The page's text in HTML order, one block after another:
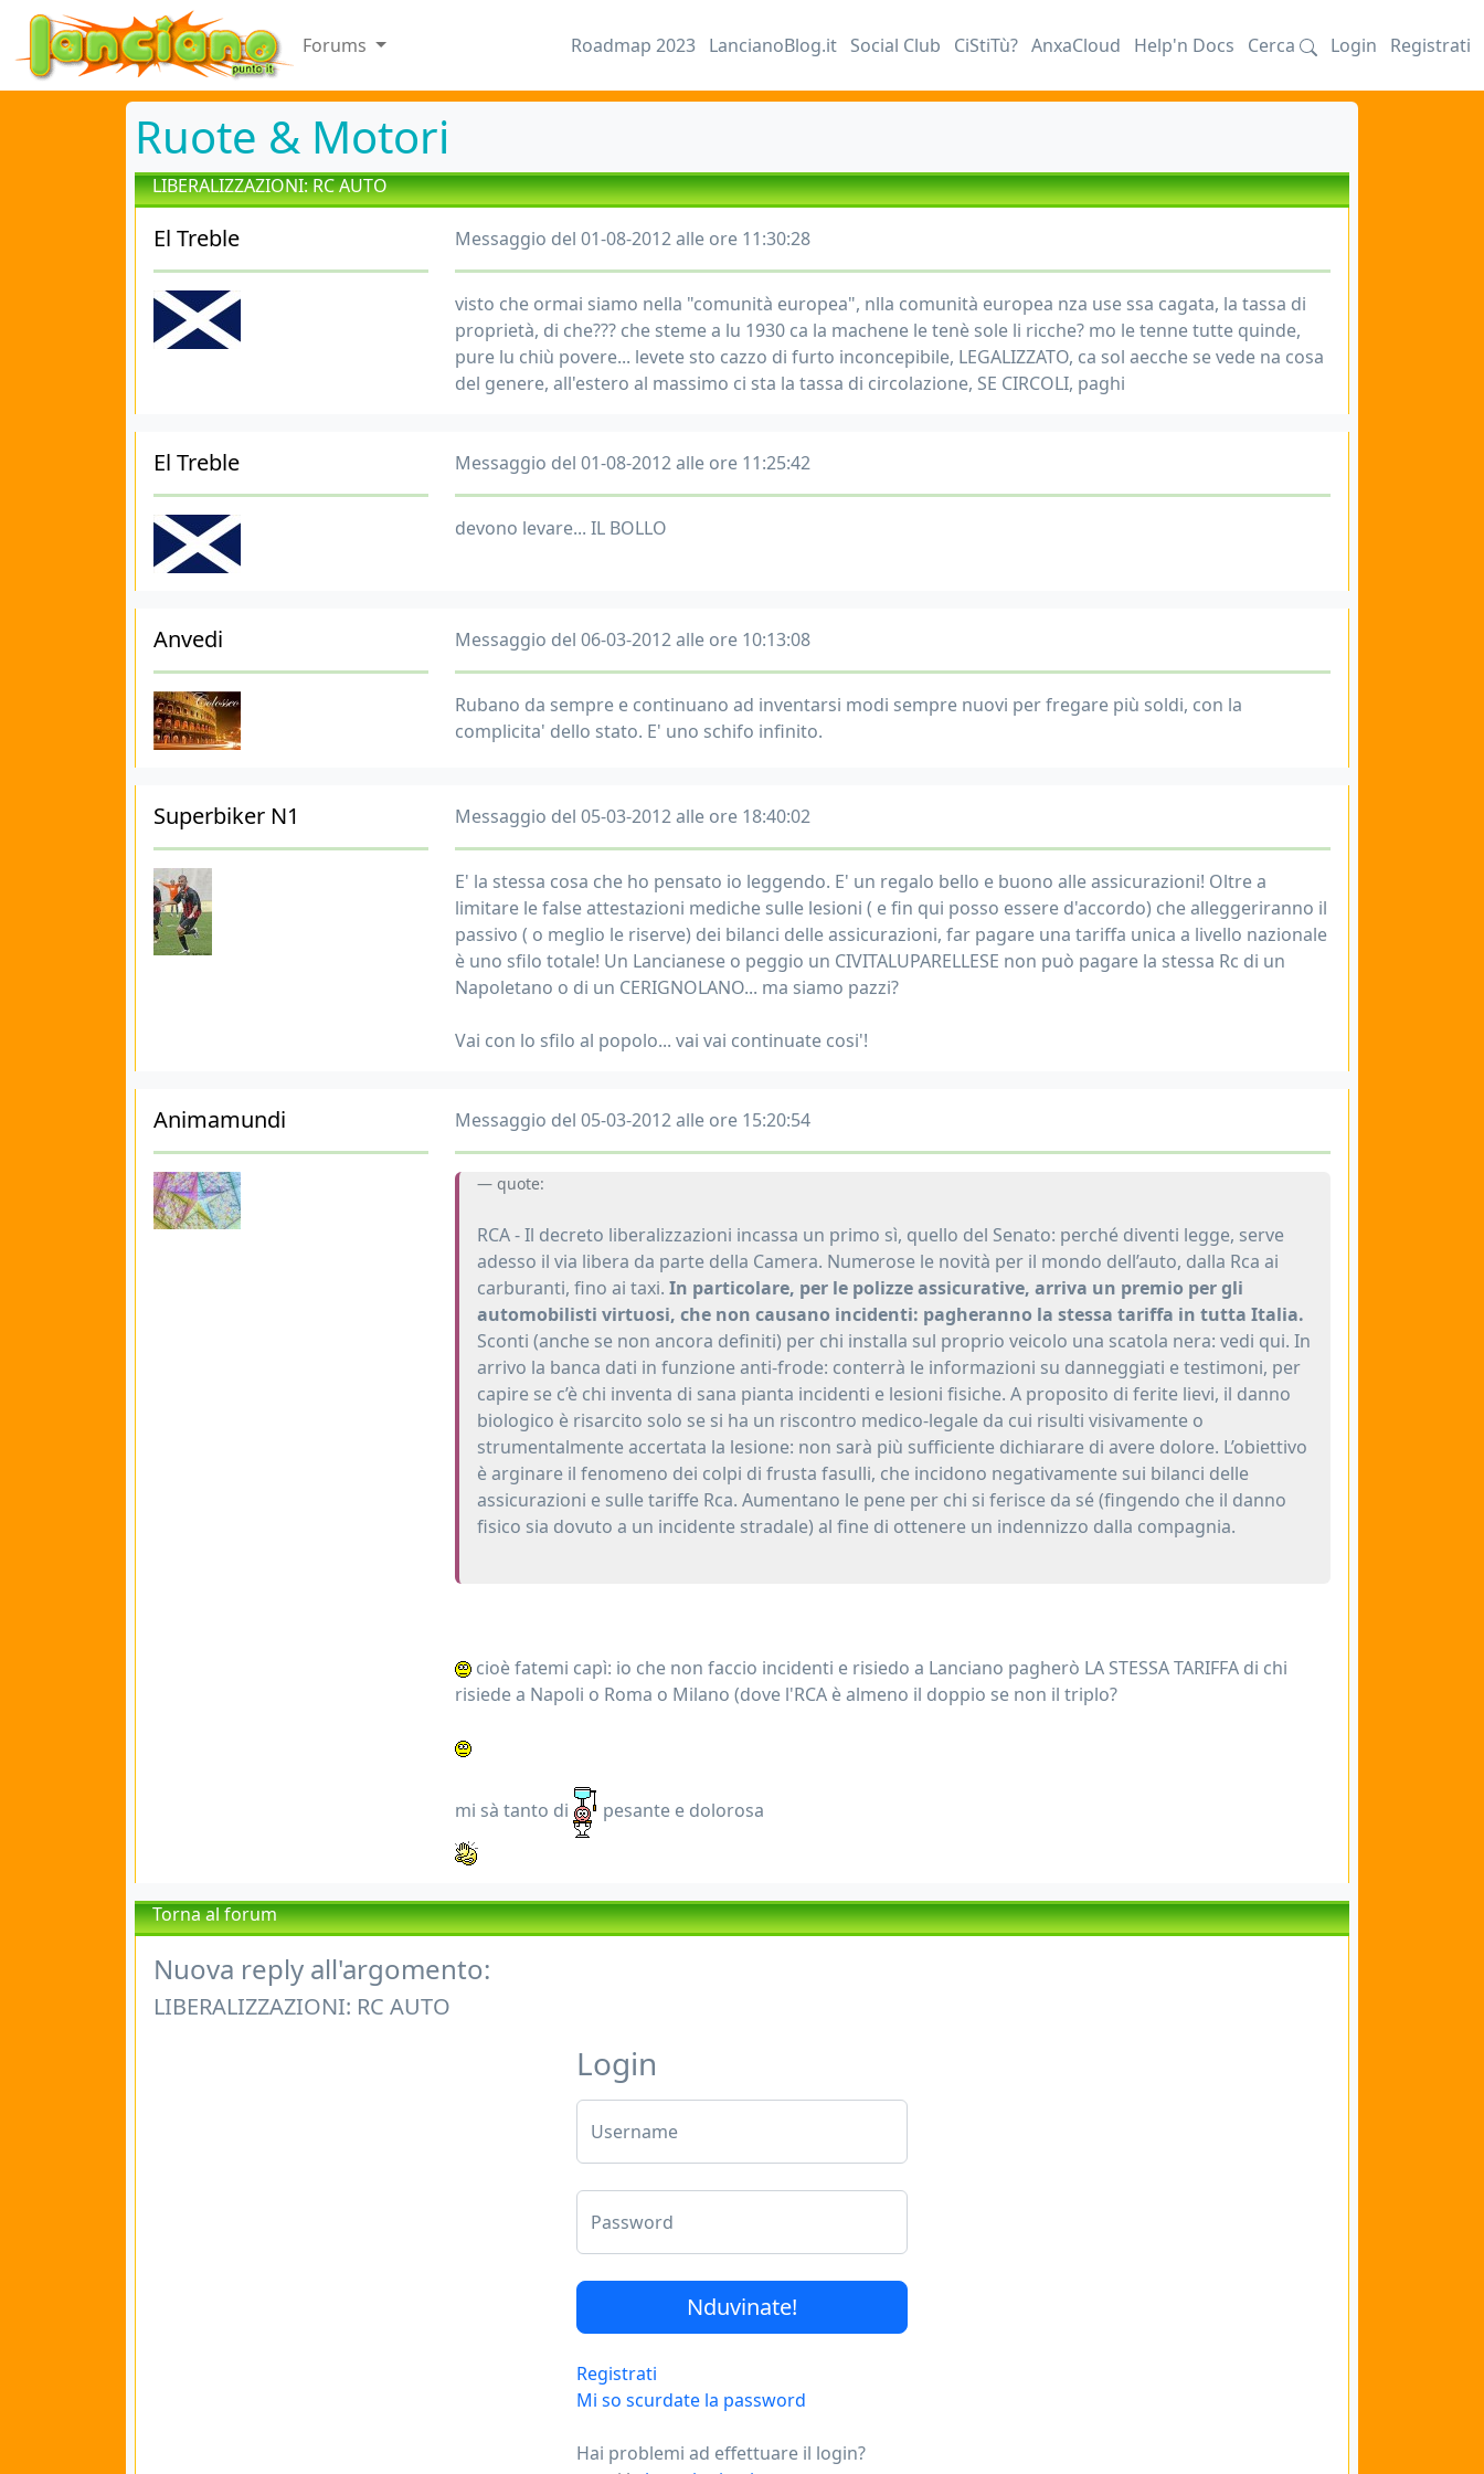
Forums Roadmap 2023 LancianoBlog.it Social Club CiStiTù? AnxaCloud Help'n Docs Cerca Login Registrati
Ruote & Motori
LIBERALIZZAZIONI: RC AUTO
El Treble Messaggio del 01-08-2012 alle ore 11:30:28
visto che ormai siamo nella "comunità europea", nlla comunità europea nza use ssa cagata, la tassa di
proprietà, di che??? che steme a lu 1930 ca la machene le tenè sole li ricche? mo le tenne tutte quinde,
pure lu chiù povere... levete sto cazzo di furto inconcepibile, LEGALIZZATO, ca sol aecche se vede na cosa
del genere, all'estero al massimo ci sta la tassa di circolazione, SE CIRCOLI, paghi
El Treble Messaggio del 01-08-2012 alle ore 11:25:42
devono levare... IL BOLLO
Anvedi Messaggio del 06-03-2012 alle ore 10:13:08
Rubano da sempre e continuano ad inventarsi modi sempre nuovi per fregare più soldi, con la
complicita' dello stato. E' uno schifo infinito.
Superbiker N1 Messaggio del 05-03-2012 alle ore 18:40:02
E' la stessa cosa che ho pensato io leggendo. E' un regalo bello e buono alle assicurazioni! Oltre a
limitare le false attestazioni mediche sulle lesioni ( e fin qui posso essere d'accordo) che alleggeriranno il
passivo ( o meglio le riserve) dei bilanci delle assicurazioni, far pagare una tariffa unica a livello nazionale
è uno sfilo totale! Un Lancianese o peggio un CIVITALUPARELLESE non può pagare la stessa Rc di un
Napoletano o di un CERIGNOLANO... ma siamo pazzi?
Vai con lo sfilo al popolo... vai vai continuate cosi'!
Animamundi Messaggio del 05-03-2012 alle ore 15:20:54
quote:
RCA - Il decreto liberalizzazioni incassa un primo sì, quello del Senato: perché diventi legge, serve
adesso il via libera da parte della Camera. Numerose le novità per il mondo dell’auto, dalla Rca ai
carburanti, fino ai taxi. In particolare, per le polizze assicurative, arriva un premio per gli
automobilisti virtuosi, che non causano incidenti: pagheranno la stessa tariffa in tutta Italia.
Sconti (anche se non ancora definiti) per chi installa sul proprio veicolo una scatola nera: vedi qui. In
arrivo la banca dati in funzione anti-frode: conterrà le informazioni su danneggiati e testimoni, per
capire se c’è chi inventa di sana pianta incidenti e lesioni fisiche. A proposito di ferite lievi, il danno
biologico è risarcito solo se si ha un riscontro medico-legale da cui risulti visivamente o
strumentalmente accertata la lesione: non sarà più sufficiente dichiarare di avere dolore. L’obiettivo
è arginare il fenomeno dei colpi di frusta fasulli, che incidono negativamente sui bilanci delle
assicurazioni e sulle tariffe Rca. Aumentano le pene per chi si ferisce da sé (fingendo che il danno
fisico sia dovuto a un incidente stradale) al fine di ottenere un indennizzo dalla compagnia.
cioè fatemi capì: io che non faccio incidenti e risiedo a Lanciano pagherò LA STESSA TARIFFA di chi
risiede a Napoli o Roma o Milano (dove l'RCA è almeno il doppio se non il triplo?
mi sà tanto di pesante e dolorosa
Torna al forum
Nuova reply all'argomento:
LIBERALIZZAZIONI: RC AUTO
Login
Username
Password
Registrati
Mi so scurdate la password
Hai problemi ad effettuare il login?